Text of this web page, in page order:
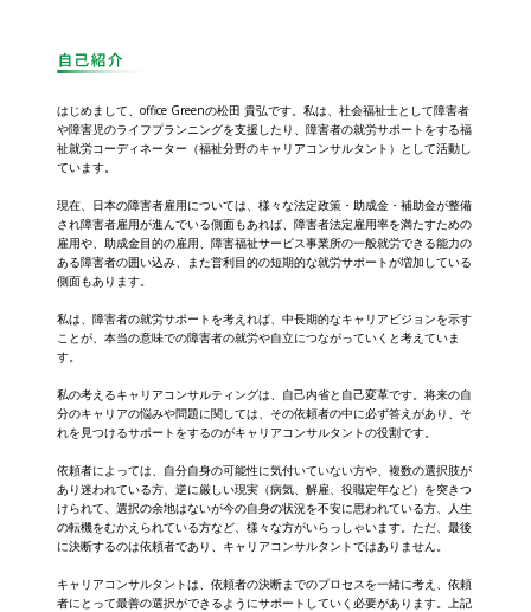
はじめまして、office Greenの松田 貴弘です。私は、社会福祉士として障害者
や障害児のライフプランニングを支援したり、障害者の就労サポートをする福
祉就労コーディネーター（福祉分野のキャリアコンサルタント）として活動し
ています。
現在、日本の障害者雇用については、様々な法定政策・助成金・補助金が整備
され障害者雇用が進んでいる側面もあれば、障害者法定雇用率を満たすための
雇用や、助成金目的の雇用、障害福祉サービス事業所の一般就労できる能力の
ある障害者の囲い込み、また営利目的の短期的な就労サポートが増加している
側面もあります。
私は、障害者の就労サポートを考えれば、中長期的なキャリアビジョンを示す
ことが、本当の意味での障害者の就労や自立につながっていくと考えていま
す。
私の考えるキャリアコンサルティングは、自己内省と自己変革です。将来の自
分のキャリアの悩みや問題に関しては、その依頼者の中に必ず答えがあり、そ
れを見つけるサポートをするのがキャリアコンサルタントの役割です。
依頼者によっては、自分自身の可能性に気付いていない方や、複数の選択肢が
あり迷われている方、逆に厳しい現実（病気、解雇、役職定年など）を突きつ
けられて、選択の余地はないが今の自身の状況を不安に思われている方、人生
の転機をむかえられている方など、様々な方がいらっしゃいます。ただ、最後
に決断するのは依頼者であり、キャリアコンサルタントではありません。
キャリアコンサルタントは、依頼者の決断までのプロセスを一緒に考え、依頼
者にとって最善の選択ができるようにサポートしていく必要があります。上記